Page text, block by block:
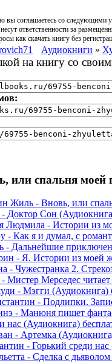
вы соглашаетесь со следующими
ответственности за
как скачать книгу без
Аудиокниги »
на книгу со
или спальня моей
Жиль - Вновь, или
Доктор Сон
Людмила - Истории из
- Как я и думал, с
- Дальнейшие
- Я. Истории из моей
- Чужестранка 2.
Мистер Мерседес
- Мэгги (Аудиокнига)
- Подлипки.
- Манюня пишет
нас (Аудиокнига)
- Артемка
- Горький среди нас
- Сделка с